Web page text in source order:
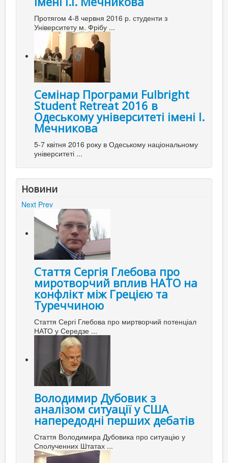
Протягом 4-8 червня 2016 р. студенти з
Університету м. Фрібу ...
Семінар Програми Fulbright
Student Retreat 2016 в
Одеському університеті імені І.
Мечникова
5-7 квітня 2016 року в Одеському національному
університеті ...
Новини
Next Prev
Стаття Сергія Глебова про
миротворчий вплив НАТО на
конфлікт між Грецією та
Туреччиною
Стаття Сергі Глебова про миртворчий потенціал
НАТО у Середзе ...
Володимир Дубовик з
аналізом ситуації у США
напередодні перших дебатів
Стаття Володимира Дубовика про ситуацію у
Сполученних Штатах ...